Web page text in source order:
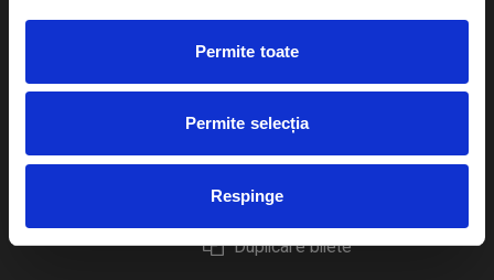
Permite toate
Permite selecția
Respinge
Plata online sau cash
eBilet printat acasa
Livrare prin curier
Returnare bilete
Duplicare bilete
festivaluri
Pentru copii